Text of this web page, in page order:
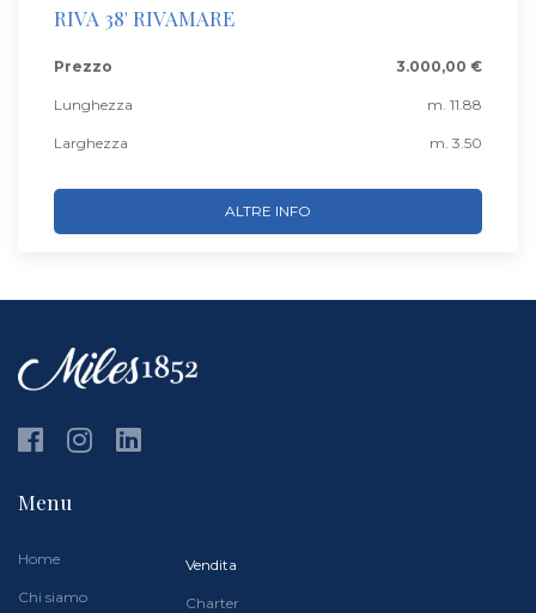
RIVA 38' RIVAMARE
Prezzo 3.000,00 €
Lunghezza m. 11.88
Larghezza m. 3.50
ALTRE INFO
Menu
Home
Chi siamo
Vendita
Charter